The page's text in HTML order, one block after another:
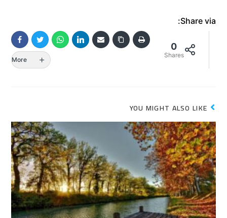
Share via:
0
Shares
More
YOU MIGHT ALSO LIKE